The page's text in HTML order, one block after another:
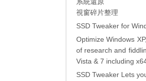
視窗碎片整理
SSD Tweaker for
Optimize Windows
of research and
Vista & 7 including
SSD Tweaker Lets